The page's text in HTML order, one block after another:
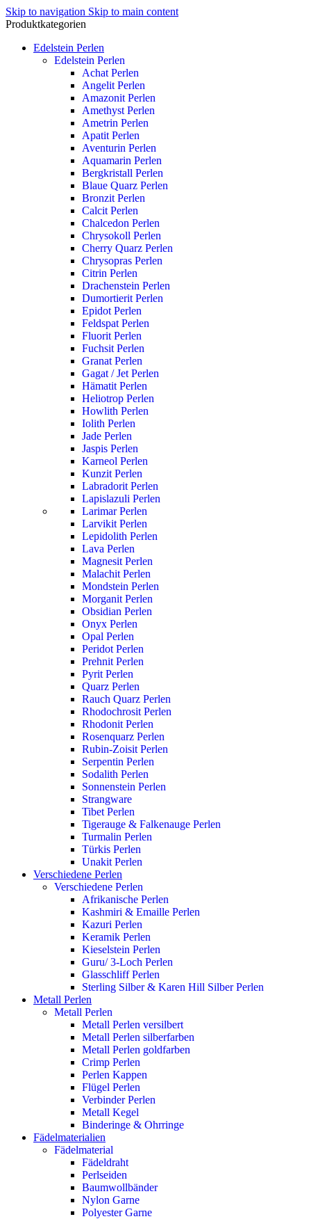
Skip to navigation Skip to main content
Produktkategorien
Edelstein Perlen
Edelstein Perlen
Achat Perlen
Angelit Perlen
Amazonit Perlen
Amethyst Perlen
Ametrin Perlen
Apatit Perlen
Aventurin Perlen
Aquamarin Perlen
Bergkristall Perlen
Blaue Quarz Perlen
Bronzit Perlen
Calcit Perlen
Chalcedon Perlen
Chrysokoll Perlen
Cherry Quarz Perlen
Chrysopras Perlen
Citrin Perlen
Drachenstein Perlen
Dumortierit Perlen
Epidot Perlen
Feldspat Perlen
Fluorit Perlen
Fuchsit Perlen
Granat Perlen
Gagat / Jet Perlen
Hämatit Perlen
Heliotrop Perlen
Howlith Perlen
Iolith Perlen
Jade Perlen
Jaspis Perlen
Karneol Perlen
Kunzit Perlen
Labradorit Perlen
Lapislazuli Perlen
Larimar Perlen
Larvikit Perlen
Lepidolith Perlen
Lava Perlen
Magnesit Perlen
Malachit Perlen
Mondstein Perlen
Morganit Perlen
Obsidian Perlen
Onyx Perlen
Opal Perlen
Peridot Perlen
Prehnit Perlen
Pyrit Perlen
Quarz Perlen
Rauch Quarz Perlen
Rhodochrosit Perlen
Rhodonit Perlen
Rosenquarz Perlen
Rubin-Zoisit Perlen
Serpentin Perlen
Sodalith Perlen
Sonnenstein Perlen
Strangware
Tibet Perlen
Tigerauge & Falkenauge Perlen
Turmalin Perlen
Türkis Perlen
Unakit Perlen
Verschiedene Perlen
Verschiedene Perlen
Afrikanische Perlen
Kashmiri & Emaille Perlen
Kazuri Perlen
Keramik Perlen
Kieselstein Perlen
Guru/ 3-Loch Perlen
Glasschliff Perlen
Sterling Silber & Karen Hill Silber Perlen
Metall Perlen
Metall Perlen
Metall Perlen versilbert
Metall Perlen silberfarben
Metall Perlen goldfarben
Crimp Perlen
Perlen Kappen
Flügel Perlen
Verbinder Perlen
Metall Kegel
Binderinge & Ohrringe
Fädelmaterialien
Fädelmaterial
Fädeldraht
Perlseiden
Baumwollbänder
Nylon Garne
Polyester Garne